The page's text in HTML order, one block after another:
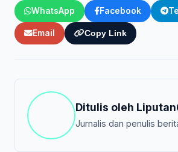
WhatsApp Facebook
Email Copy Link
Ditulis oleh
Jurnalis dan penulis